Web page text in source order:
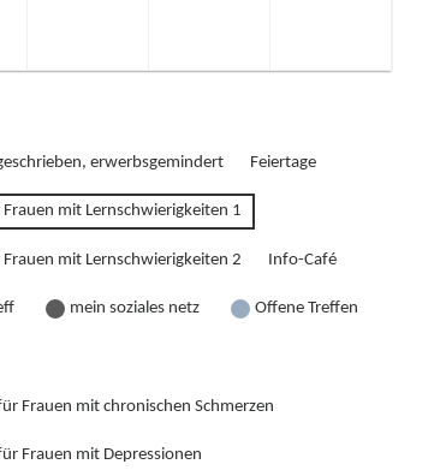
erwerbsgemindert Feiertage
mit Lernschwierigkeiten 1
mit Lernschwierigkeiten 2 Info-Café
mein soziales netz Offene Treffen
Frauen mit chronischen Schmerzen
Frauen mit Depressionen